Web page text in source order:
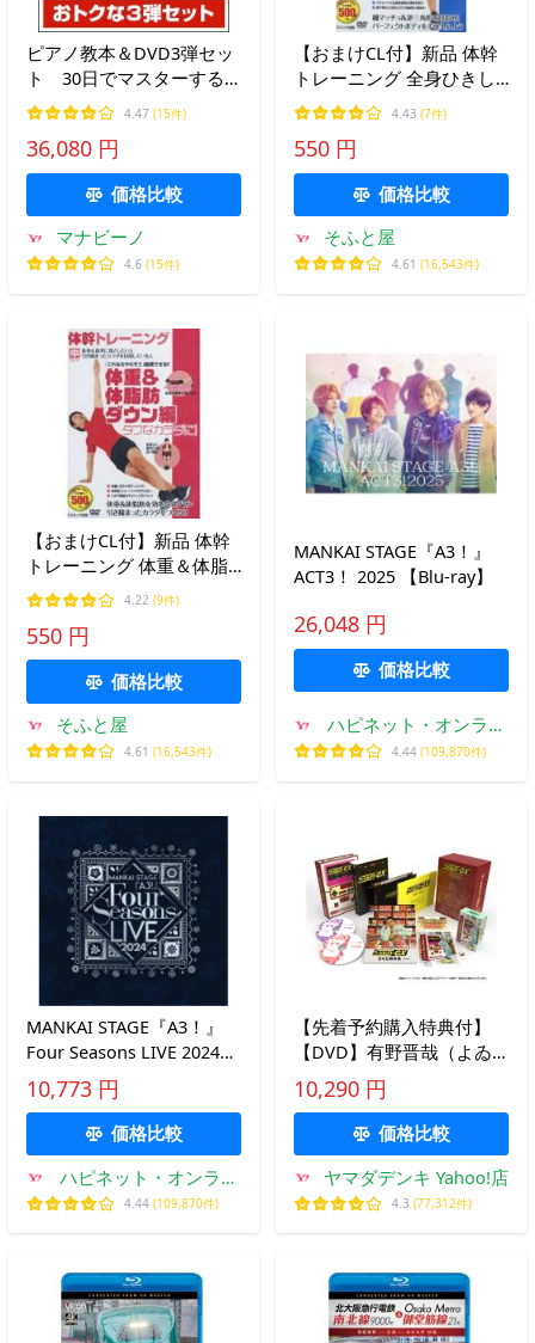
ピアノ教本＆DVD3弾セッ
ト 30日でマスターする
海野先生の自宅で初心者向
けピアノ講座【おトクな
1.2.3弾セット】
4.47 (15件)
36,080 円
価格比較
マナビーノ
4.6 (15件)
【おまけCL付】新品 体幹
トレーニング 全身ひきし
め ダイエット 編 （DVD）
TMW-031-CM
4.43 (7件)
550 円
価格比較
そふと屋
4.61 (16,543件)
【おまけCL付】新品 体幹
トレーニング 体重＆体脂
肪ダウン ダイエット 編
（DVD） TMW-030-CM
4.22 (9件)
550 円
価格比較
そふと屋
4.61 (16,543件)
MANKAI STAGE『A3！』
ACT3！ 2025 【Blu-ray】
26,048 円
価格比較
ハピネット・オンライ
ンYahoo!ショッピング
4.44 (109,870件)
MANKAI STAGE『A3！』
Four Seasons LIVE 2024
【Blu-ray】
10,773 円
価格比較
ハピネット・オンライ
ンYahoo!ショッピング
4.44 (109,870件)
【先着予約購入特典付】
【DVD】有野晋哉（よゐ
こ） ／ ゲームセンターCX
DVD−BOX23 初回限定特別
10,290 円
価格比較
ヤマダデンキ Yahoo!店
4.3 (77,312件)